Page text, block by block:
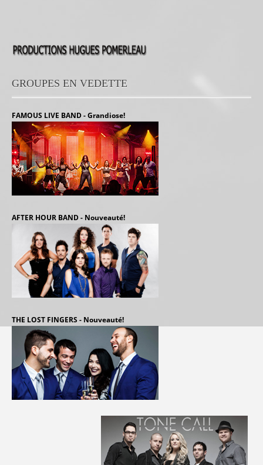
GROUPES EN VEDETTE
FAMOUS LIVE BAND - Grandiose!
AFTER HOUR BAND - Nouveauté!
THE LOST FINGERS - Nouveauté!